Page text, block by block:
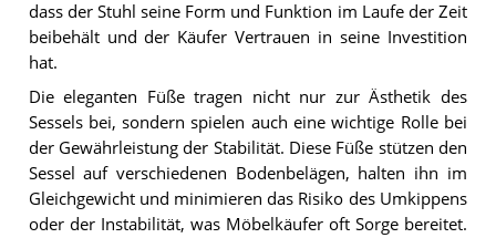
dass der Stuhl seine Form und Funktion im Laufe der Zeit
beibehält und der Käufer Vertrauen in seine Investition
hat.
Die eleganten Füße tragen nicht nur zur Ästhetik des
Sessels bei, sondern spielen auch eine wichtige Rolle bei
der Gewährleistung der Stabilität. Diese Füße stützen den
Sessel auf verschiedenen Bodenbelägen, halten ihn im
Gleichgewicht und minimieren das Risiko des Umkippens
oder der Instabilität, was Möbelkäufer oft Sorge bereitet.